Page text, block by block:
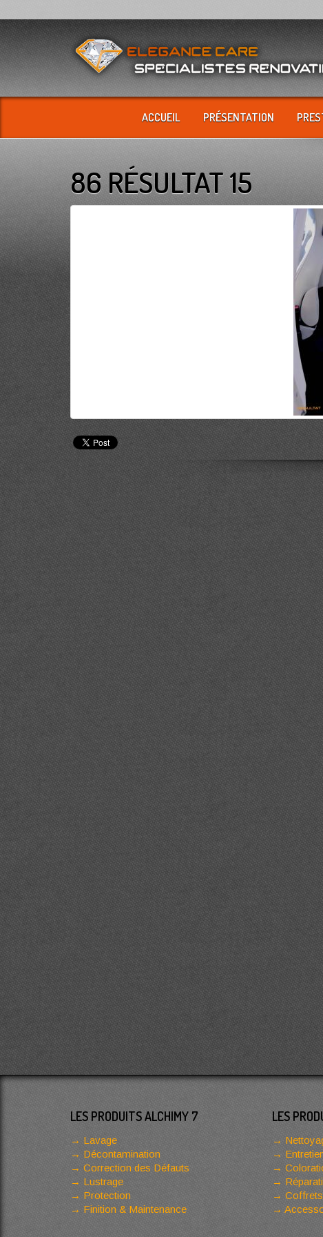
ACCUEIL PRÉSENTATION
86 RÉSULTAT 15
LES PRODUITS ALCHIMY 7
Lavage
Décontamination
Correction des Défauts
Lustrage
Protection
Finition & Maintenance
LES